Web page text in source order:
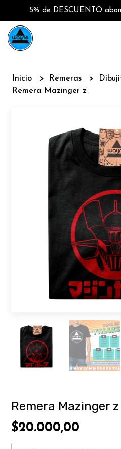
5% de DESCUENTO
Inicio Remeras
Remera Mazinger z
Remera Mazinger z
$20.000,00